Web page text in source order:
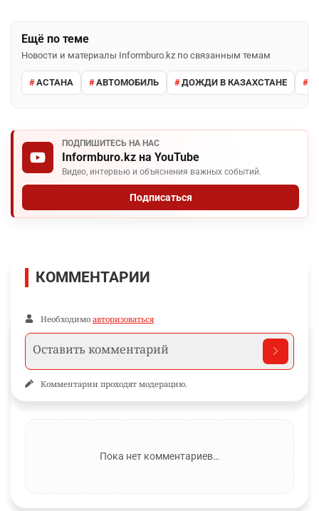
Ещё по теме
Новости и материалы Informburo.kz по связанным темам
АСТАНА АВТОМОБИЛЬ ДОЖДИ В КАЗАХСТАНЕ
ПОДПИШИТЕСЬ НА НАС
Informburo.kz на YouTube
Видео, интервью и объяснения важных событий.
Подписаться
КОММЕНТАРИИ
Необходимо авторизоваться
Комментарии проходят модерацию.
Пока нет комментариев…